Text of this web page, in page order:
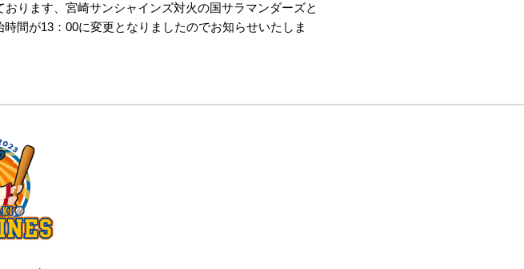
ります、宮崎サンシャインズ対火の国サラマンダーズと
間が13：00に変更となりましたのでお知らせいたしま